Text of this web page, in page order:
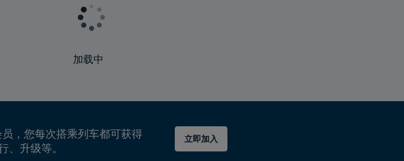
加载中
，您每次搭乘列车都可获得
升级等。
立即加入